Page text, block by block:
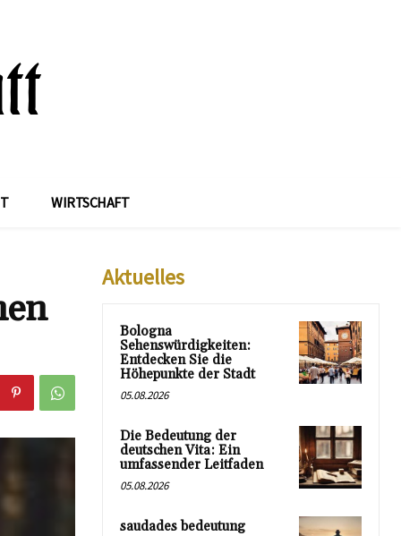
WIRTSCHAFT
Aktuelles
Bologna
Sehenswürdigkeiten:
Entdecken Sie die
Höhepunkte der Stadt
05.08.2026
Die Bedeutung der
deutschen Vita: Ein
umfassender Leitfaden
05.08.2026
saudades bedeutung